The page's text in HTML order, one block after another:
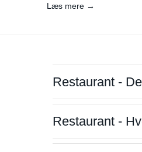
Læs mere →
Restaurant -
Restaurant -